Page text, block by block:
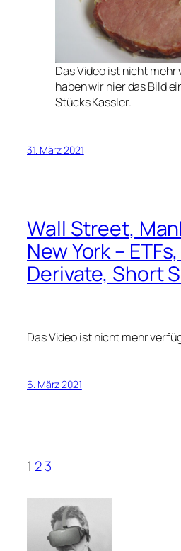
Das Video ist nicht
haben wir hier das Bild
Stücks Kassler.
31. März 2021
Wall Street,
New York –
Derivate, Short
Das Video ist nicht mehr
6. März 2021
1 2 3